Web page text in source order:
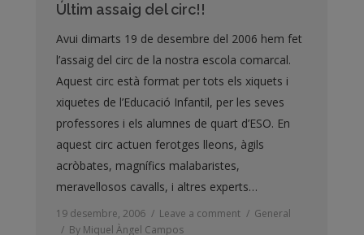
Últim assaig del circ!!
Avui dimarts 19 de desembre del 2006 hem fet
l’assaig del circ de la nostra escola comarcal.
Aquest circ està format per tots els xiquets i
xiquetes de l’Educació Infantil, per les seves
professores i els alumnes de quart d’ESO. En
aquest circ actuen ferotges lleons, àgils
acròbates, magnífics malabaristes,
meravellosos cavalls, i altres experts…
19 desembre, 2006 Leave a comment
General
By Miquel Àngel Campos